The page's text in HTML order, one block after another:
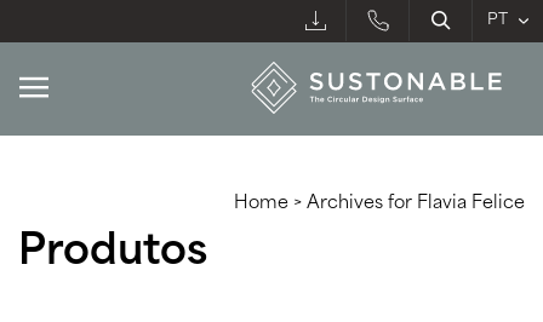
Home > Archives for Flavia Felice
Produtos